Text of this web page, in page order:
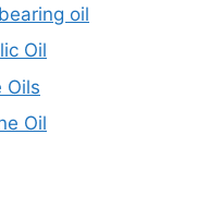
oil
Oil
Oils
Oil